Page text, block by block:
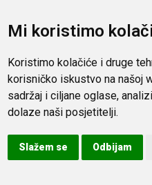
Mi koristimo
Koristimo kolačiće i druge
korisničko iskustvo na našoj
sadržaj i ciljane oglase,
dolaze naši posjetitelji.
Slažem se Odbijam
Zadar
EUR = 7,53450 HRK |Uvjeti i